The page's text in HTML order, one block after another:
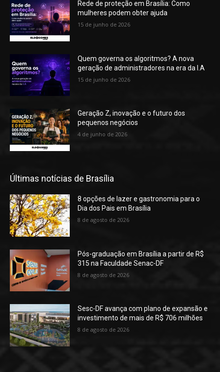
Rede de proteção em Brasília: Como
mulheres podem obter ajuda
15 de junho de 2026
Quem governa os algoritmos? A nova
geração de administradores na era da I.A
15 de junho de 2026
Geração Z, inovação e o futuro dos
pequenos negócios
4 de junho de 2026
Últimas notícias de Brasília
8 opções de lazer e gastronomia para o
Dia dos Pais em Brasília
8 de agosto de 2026
Pós-graduação em Brasília a partir de R$
315 na Faculdade Senac-DF
8 de agosto de 2026
Sesc-DF avança com plano de expansão e
investimento de mais de R$ 706 milhões
8 de agosto de 2026